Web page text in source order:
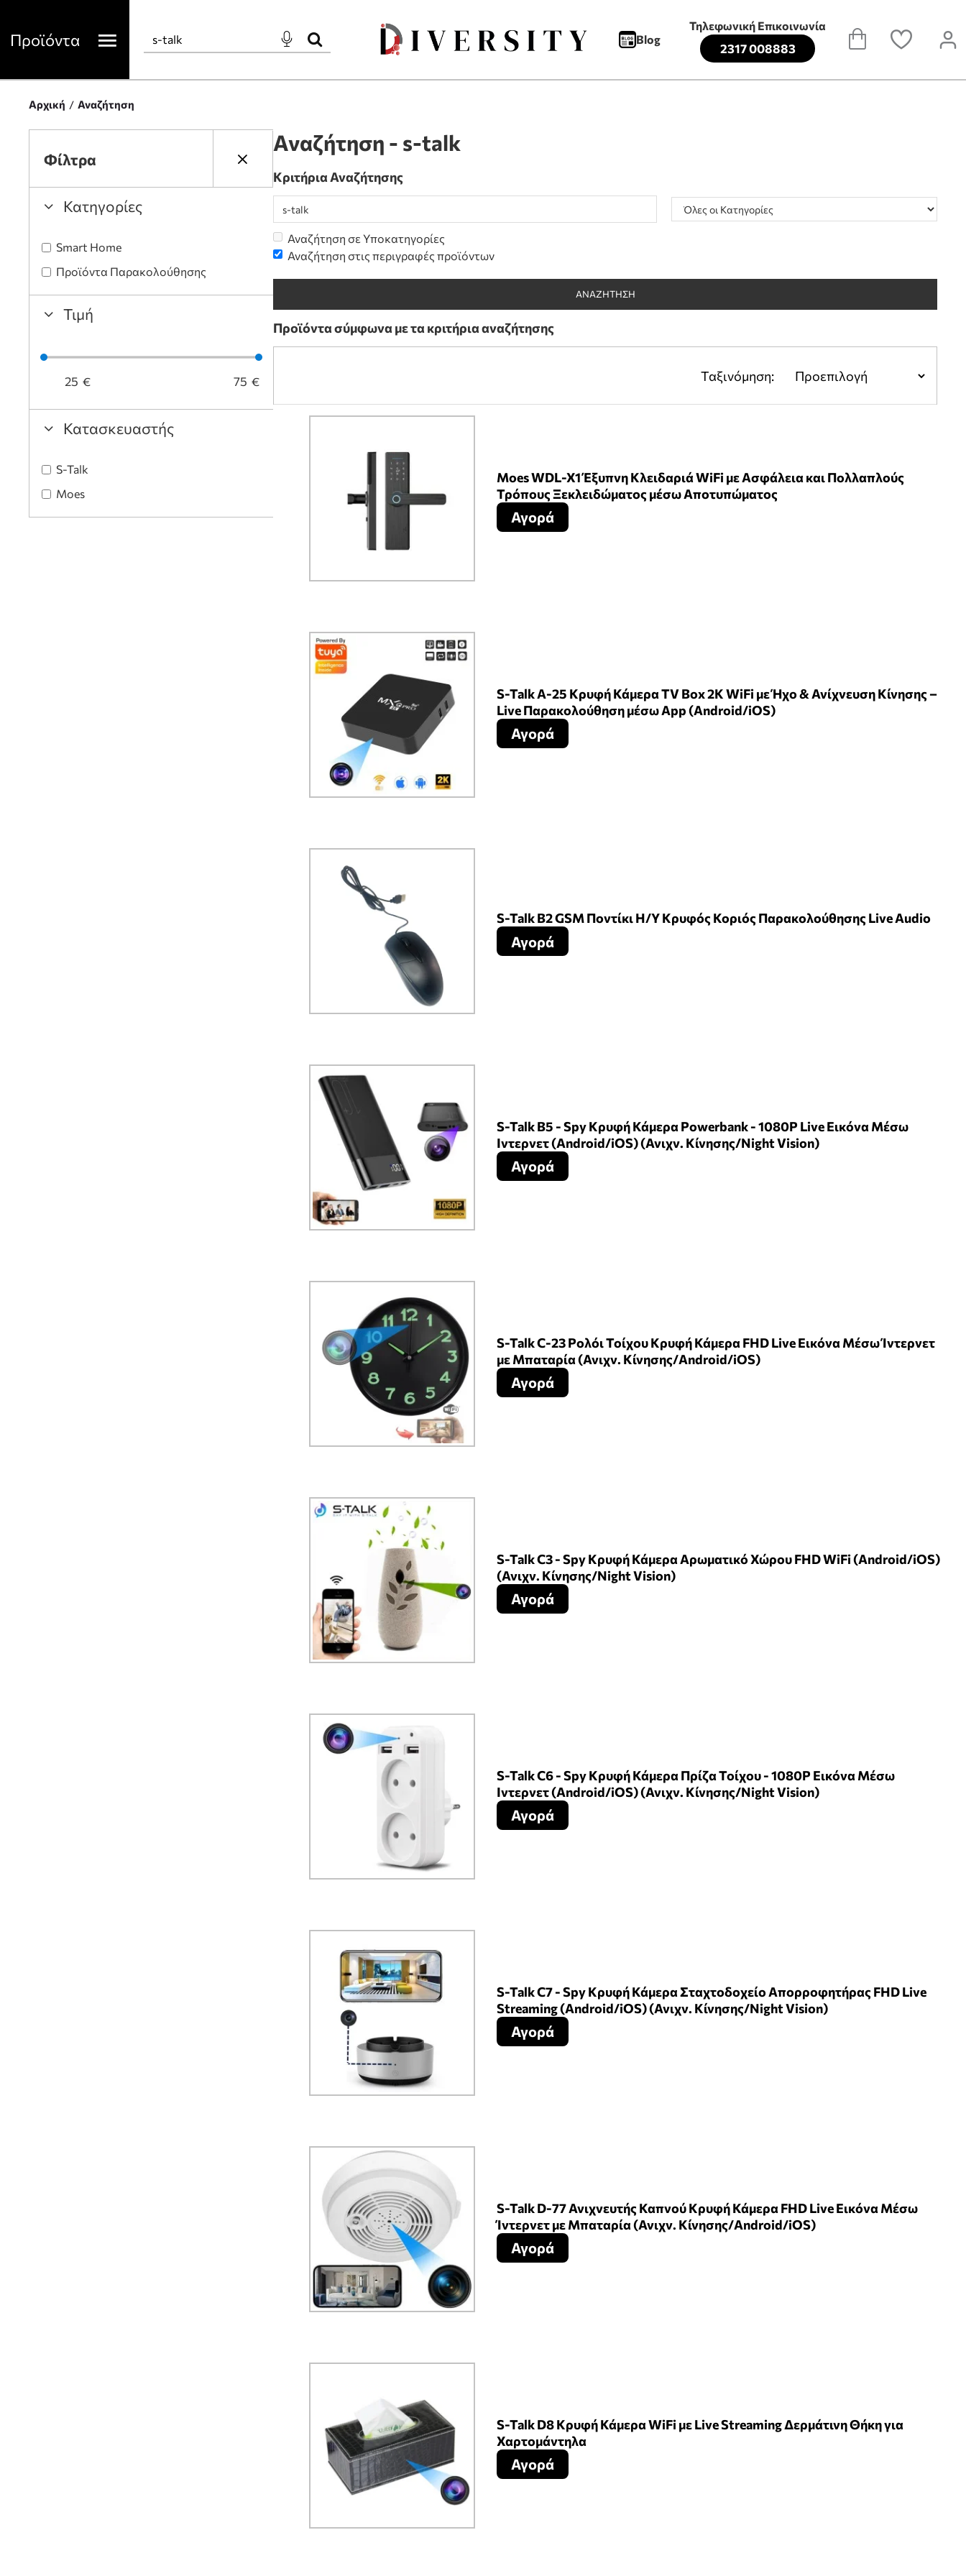
Προϊόντα Blog
Τηλεφωνική Επικοινωνία
2317 008883
Αρχική Αναζήτηση
Φίλτρα
Τιμή
€ €
Κατηγορίες
Smart Home
Προϊόντα Παρακολούθησης
Κατασκευαστής
S-Talk
Moes
Αναζήτηση - s-talk
Κριτήρια Αναζήτησης
Αναζήτηση σε Υποκατηγορίες
Αναζήτηση στις περιγραφές προϊόντων
ΑΝΑΖΉΤΗΣΗ
Προϊόντα σύμφωνα με τα κριτήρια αναζήτησης
Ταξινόμηση:
Moes WDL-X1 Έξυπνη Κλειδαριά WiFi με Ασφάλεια και Πολλαπλούς
Τρόπους Ξεκλειδώματος μέσω Αποτυπώματος
Αγορά
S-Talk A-25 Κρυφή Κάμερα TV Box 2K WiFi με Ήχο & Ανίχνευση Κίνησης –
Live Παρακολούθηση μέσω App (Android/iOS)
Αγορά
S-Talk B2 GSM Ποντίκι Η/Υ Κρυφός Κοριός Παρακολούθησης Live Audio
Αγορά
S-Talk B5 - Spy Κρυφή Κάμερα Powerbank - 1080P Live Εικόνα Μέσω
Ιντερνετ (Android/iOS) (Ανιχν. Κίνησης/Night Vision)
Αγορά
S-Talk C-23 Ρολόι Τοίχου Κρυφή Κάμερα FHD Live Εικόνα Μέσω Ίντερνετ
με Μπαταρία (Ανιχν. Κίνησης/Android/iOS)
Αγορά
S-Talk C3 - Spy Κρυφή Κάμερα Αρωματικό Χώρου FHD WiFi (Android/iOS)
(Ανιχν. Κίνησης/Night Vision)
Αγορά
S-Talk C6 - Spy Κρυφή Κάμερα Πρίζα Τοίχου - 1080P Εικόνα Μέσω
Ιντερνετ (Android/iOS) (Ανιχν. Κίνησης/Night Vision)
Αγορά
S-Talk C7 - Spy Κρυφή Κάμερα Σταχτοδοχείο Απορροφητήρας FHD Live
Streaming (Android/iOS) (Ανιχν. Κίνησης/Night Vision)
Αγορά
S-Talk D-77 Ανιχνευτής Καπνού Κρυφή Κάμερα FHD Live Εικόνα Μέσω
Ίντερνετ με Μπαταρία (Ανιχν. Κίνησης/Android/iOS)
Αγορά
S-Talk D8 Κρυφή Κάμερα WiFi με Live Streaming Δερμάτινη Θήκη για
Χαρτομάντηλα
Αγορά